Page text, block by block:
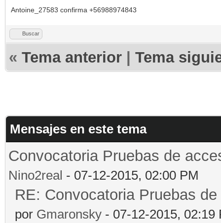
Antoine_27583 confirma +56988974843
Buscar
« Tema anterior Tema
Mensajes en este tema
Convocatoria Pruebas de
Nino2real - 07-12-2015, 02:00 PM
RE: Convocatoria Pruebas
por Gmaronsky - 07-12-2015, 02:19